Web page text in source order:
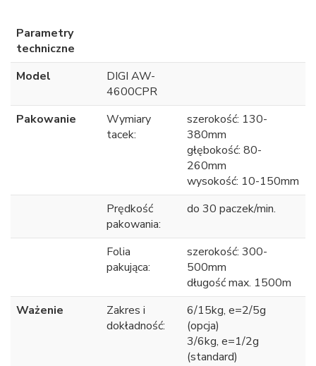
Parametry
techniczne
Model
DIGI AW-
4600CPR
Pakowanie
Wymiary
tacek:
szerokość: 130-
380mm
głębokość: 80-
260mm
wysokość: 10-150mm
Prędkość
pakowania:
do 30 paczek/min.
Folia
pakująca:
szerokość: 300-
500mm
długość max. 1500m
Ważenie
Zakres i
dokładność:
6/15kg, e=2/5g
(opcja)
3/6kg, e=1/2g
(standard)